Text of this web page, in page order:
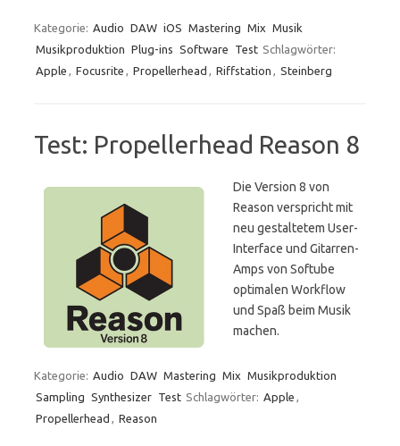
Kategorie: Audio DAW iOS Mastering Mix Musik
Musikproduktion Plug-ins Software Test Schlagwörter:
Apple , Focusrite , Propellerhead , Riffstation , Steinberg
Test: Propellerhead Reason 8
Die Version 8 von
Reason verspricht mit
neu gestaltetem User-
Interface und Gitarren-
Amps von Softube
optimalen Workflow
und Spaß beim Musik
machen.
Kategorie: Audio DAW Mastering Mix Musikproduktion
Sampling Synthesizer Test Schlagwörter: Apple ,
Propellerhead , Reason